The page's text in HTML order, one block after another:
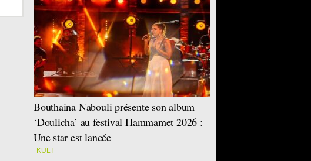
Bouthaina Nabouli présente son album
‘Doulicha’ au festival Hammamet 2026 :
Une star est lancée
KULT